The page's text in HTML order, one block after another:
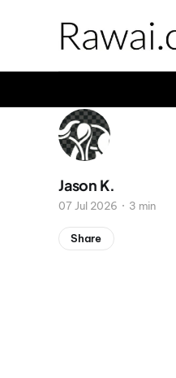
Jason K.
07 Jul 2026 3 min
Share